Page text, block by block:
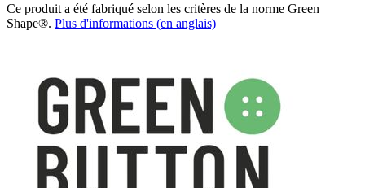
Ce produit a été fabriqué selon les critères de la norme Green
Shape®. Plus d'informations (en anglais)